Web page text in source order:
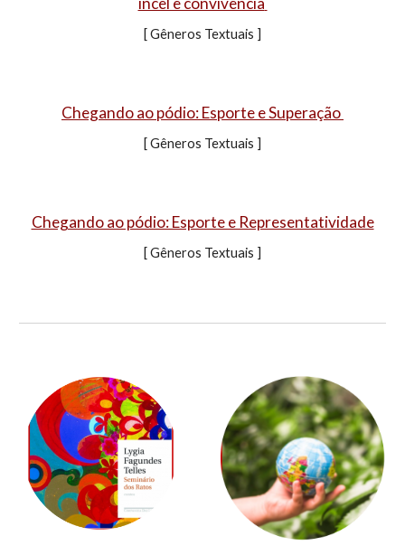
[ Gêneros Textuais ]
Chegando ao pódio: Esporte e Superação
[Gêneros Textuais ]
Chegando ao pódio: Esporte e Representatividade
[ Gêneros Textuais ]